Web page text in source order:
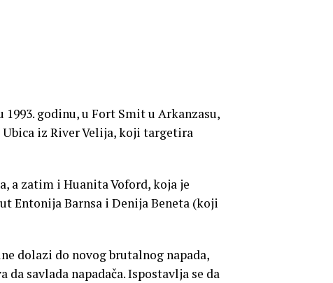
1993. godinu, u Fort Smit u Arkanzasu,
iz River Velija, koji targetira
a zatim i Huanita Voford, koja je
Entonija Barnsa i Denija Beneta (koji
dolazi do novog brutalnog napada,
savlada napadača. Ispostavlja se da